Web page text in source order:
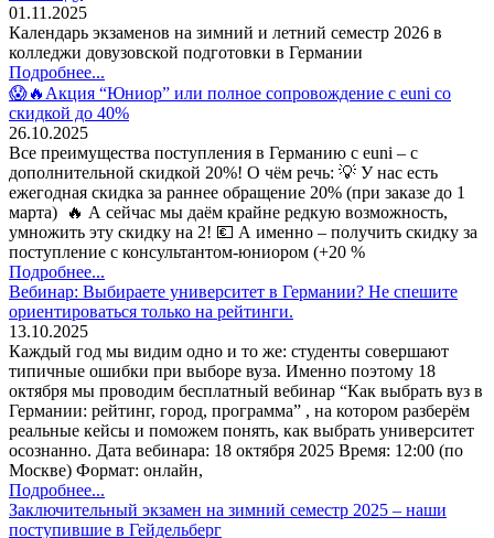
01.11.2025
Календарь экзаменов на зимний и летний семестр 2026 в
колледжи довузовской подготовки в Германии
Подробнее...
😱🔥Акция “Юниор” или полное сопровождение с euni со
скидкой до 40%
26.10.2025
Все преимущества поступления в Германию с euni – с
дополнительной скидкой 20%! О чём речь: 💡 У нас есть
ежегодная скидка за раннее обращение 20% (при заказе до 1
марта) 🔥 А сейчас мы даём крайне редкую возможность,
умножить эту скидку на 2! 💶 А именно – получить скидку за
поступление с консультантом-юниором (+20 %
Подробнее...
Вебинар: Выбираете университет в Германии? Не спешите
ориентироваться только на рейтинги.
13.10.2025
Каждый год мы видим одно и то же: студенты совершают
типичные ошибки при выборе вуза. Именно поэтому 18
октября мы проводим бесплатный вебинар “Как выбрать вуз в
Германии: рейтинг, город, программа” , на котором разберём
реальные кейсы и поможем понять, как выбрать университет
осознанно. Дата вебинара: 18 октября 2025 Время: 12:00 (по
Москве) Формат: онлайн,
Подробнее...
Заключительный экзамен на зимний семестр 2025 – наши
поступившие в Гейдельберг